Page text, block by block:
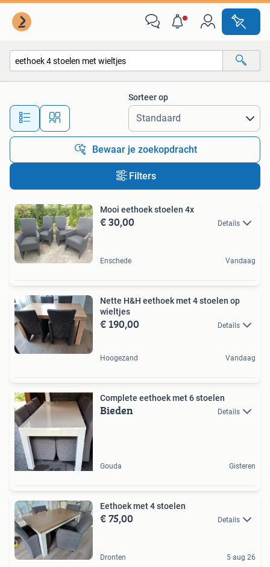
Alle afstanden…
Sorteer op
Bewaar je zoekopdracht
Filters
Mooi eethoek stoelen 4x
€ 30,00 Details
Enschede Vandaag
Nette H&H eethoek met 4 stoelen op
wieltjes
€ 190,00 Details
Hoogezand Vandaag
Complete eethoek met 6 stoelen
Bieden Details
Gouda Gisteren
Eethoek met 4 stoelen
€ 75,00 Details
Dronten 5 aug 26